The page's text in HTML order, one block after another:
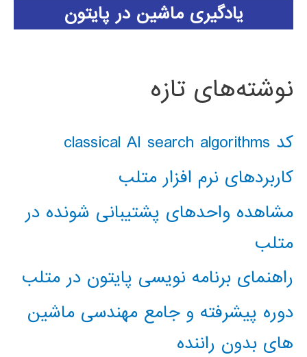
یادگیری ماشین در پایتون
نوشته‌های تازه
کد classical AI search algorithms
کاربردهای نرم افزار متلب
مشاهده واحدهای پشتیبانی شونده در
متلب
راهنمای برنامه نویسی پایتون در متلب
دوره پیشرفته و جامع مهندسی ماشین
های بدون راننده